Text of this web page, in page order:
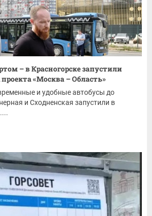
– в Красногорске запустили
«Москва – Область»
и удобные автобусы до
и Сходненская запустили в